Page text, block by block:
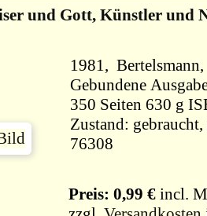
und Gott, Künstler und
1981,
Gebundene
350 Seiten
Zustand:
76308
Preis: 0,99 € incl.